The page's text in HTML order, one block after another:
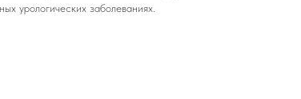
урологических заболеваниях.